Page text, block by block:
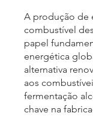
A produção de
combustível
papel
energética
alternativa
aos
fermentação
chave na